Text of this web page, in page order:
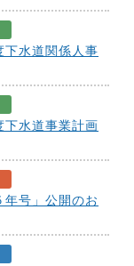
水道関係人事
水道事業計画
年号」公開のお